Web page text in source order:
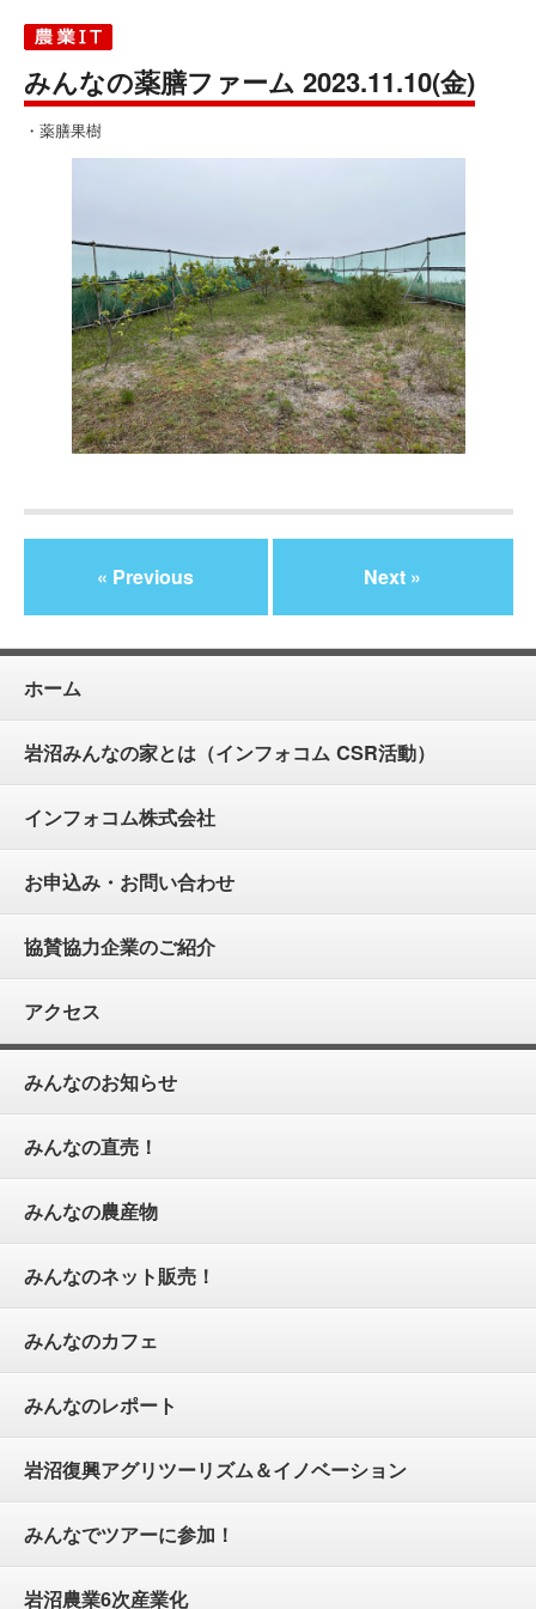
みんなの薬膳ファーム 2023.11.10(金)
・薬膳果樹
« Previous Next »
ホーム
岩沼みんなの家とは（インフォコム CSR活動）
インフォコム株式会社
お申込み・お問い合わせ
協賛協力企業のご紹介
アクセス
みんなのお知らせ
みんなの直売！
みんなの農産物
みんなのネット販売！
みんなのカフェ
みんなのレポート
岩沼復興アグリツーリズム＆イノベーション
みんなでツアーに参加！
岩沼農業6次産業化